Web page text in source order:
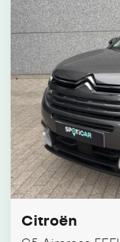
Citroën